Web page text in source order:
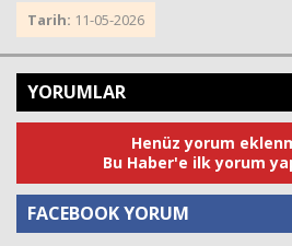
Tarih: 11-05-2026
YORUMLAR
Henüz yorum
Bu Haber'e ilk yorum
FACEBOOK YORUM